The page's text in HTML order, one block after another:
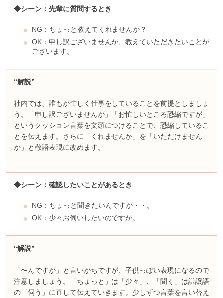
◆シーン：先輩に質問するとき
NG：ちょっと教えてくれませんか？
OK：申し訳ございませんが、教えていただきたいことが
ございます。
“解説”
社内では、誰もが忙しく仕事をしていることを前提としましょ
う。「申し訳ございませんが」「お忙しいところ恐縮ですが」
というクッション言葉を文頭につけることで、恐縮しているこ
とを伝えます。さらに「くれませんか」を「いただけません
か」と敬語表現に改めます。
◆シーン：確認したいことがあるとき
NG：ちょっと聞きたいんですが・・。
OK：少々お伺いしたいのですが。
“解説”
「〜んですが」と言いがちですが、子供っぽい表現になるので
注意しましょう。「ちょっと」は「少々」、「聞く」は謙譲語
の「伺う」に直して伝えていきます。少しずつ言葉を言い替え